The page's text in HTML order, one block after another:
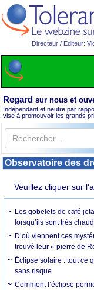
Directeur / Éditeur:
Regard sur nous et
Indépendant et neutre par
vise à promouvoir les grands
Observatoire des
Veuillez cliquer sur
Les gobelets de café
lorsqu’ils sont très
D’où viennent ces
trouvé leur « pierre de
Éclipse solaire : tout ce
sans risque
Comment l’éclipse